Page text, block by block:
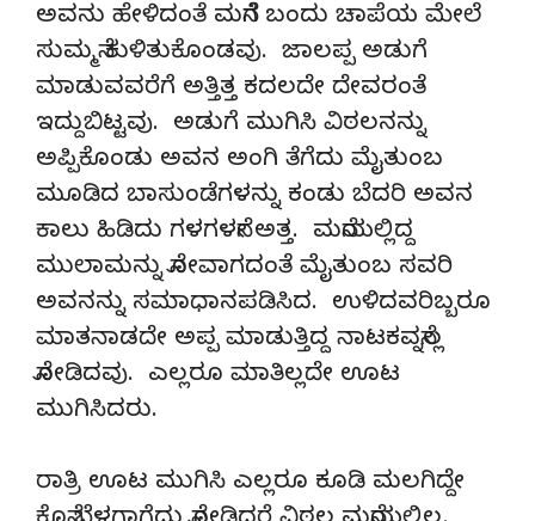
ಅವನು ಹೇಳಿದಂತೆ ಮನೆಗೆ ಬಂದು ಚಾಪೆಯ ಮೇಲೆ
ಸುಮ್ಮನೆ ಕುಳಿತುಕೊಂಡವು. ಜಾಲಪ್ಪ ಅಡುಗೆ
ಮಾಡುವವರೆಗೆ ಅತ್ತಿತ್ತ ಕದಲದೇ ದೇವರಂತೆ
ಇದ್ದುಬಿಟ್ಟವು. ಅಡುಗೆ ಮುಗಿಸಿ ವಿಠಲನನ್ನು
ಅಪ್ಪಿಕೊಂಡು ಅವನ ಅಂಗಿ ತೆಗೆದು ಮೈತುಂಬ
ಮೂಡಿದ ಬಾಸುಂಡೆಗಳನ್ನು ಕಂಡು ಬೆದರಿ ಅವನ
ಕಾಲು ಹಿಡಿದು ಗಳಗಳನೇ ಅತ್ತ. ಮನೆಯಲ್ಲಿದ್ದ
ಮುಲಾಮನ್ನು ನೋವಾಗದಂತೆ ಮೈತುಂಬ ಸವರಿ
ಅವನನ್ನು ಸಮಾಧಾನಪಡಿಸಿದ. ಉಳಿದವರಿಬ್ಬರೂ
ಮಾತನಾಡದೇ ಅಪ್ಪ ಮಾಡುತ್ತಿದ್ದ ನಾಟಕವನ್ನೆಲ್ಲ
ನೋಡಿದವು. ಎಲ್ಲರೂ ಮಾತಿಲ್ಲದೇ ಊಟ
ಮುಗಿಸಿದರು.
ರಾತ್ರಿ ಊಟ ಮುಗಿಸಿ ಎಲ್ಲರೂ ಕೂಡಿ ಮಲಗಿದ್ದೇ